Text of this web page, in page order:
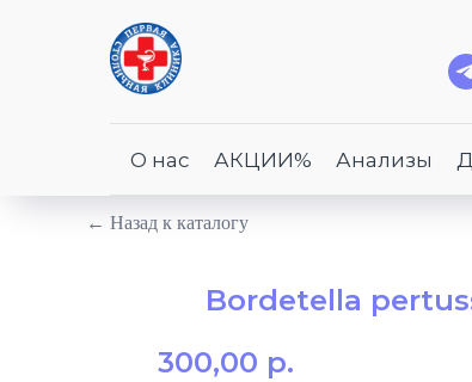
О нас АКЦИИ% Анализы
← Назад к каталогу
Bordetella
300,00 р.